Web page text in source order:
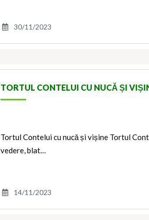
30/11/2023
TORTUL CONTELUI CU NUCĂ ȘI
Tortul Contelui cu nucă și vișine Tortul
vedere, blat…
14/11/2023